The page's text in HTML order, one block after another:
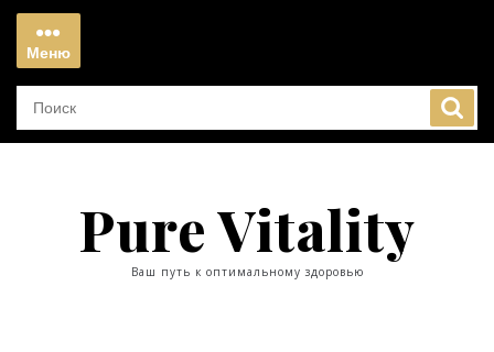
Перейти
содержимому
Меню
Меню
Pure Vitality
Ваш путь к оптимальному здоровью